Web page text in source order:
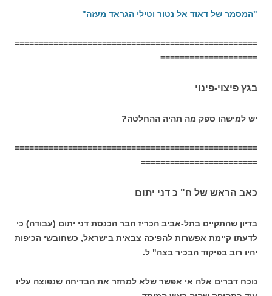
"המסמר של דאוד אל נטור וטילי הגראד מעזה"
==================================================
====================
בגץ פיצוי-פינוי
יש למישהו ספק מה תהיה ההחלטה?
==================================================
========================
כאב הראש של ח" כ דני יתום
בדיון שהתקיים בתל-אביב הכריז חבר הכנסת דני יתום (עבודה) כי
לדעתו קיימת אפשרות להפיכה צבאית בישראל, כשחובשי הכיפות
יהיו רוב בפיקוד הבכיר בצה" ל.
נוכח דברים אלה אי אפשר שלא למחזר את הבדיחה שנפוצה עליו